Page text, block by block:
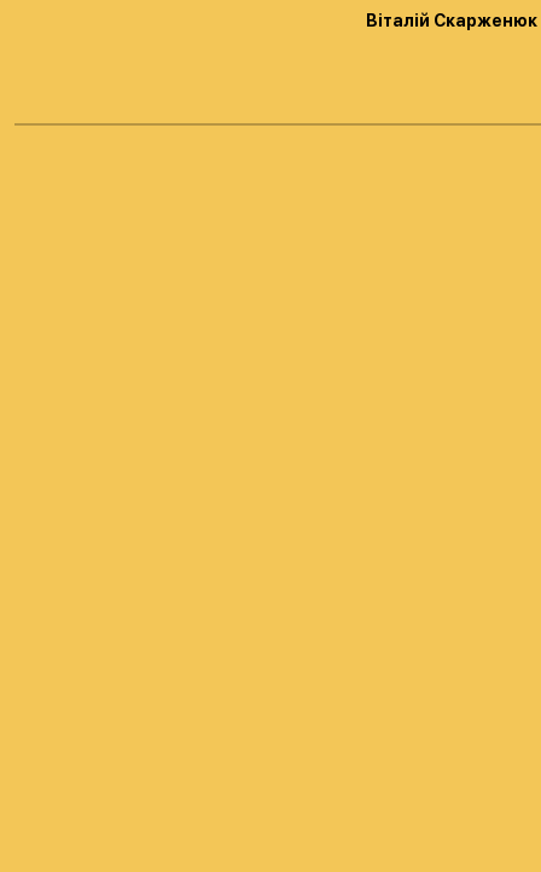
Віталій Скарженюк